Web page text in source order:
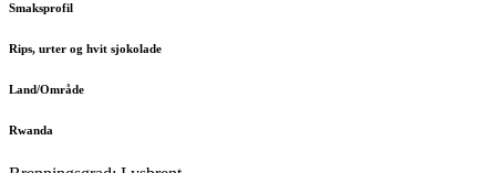
Smaksprofil
Rips, urter og hvit sjokolade
Land/Område
Rwanda